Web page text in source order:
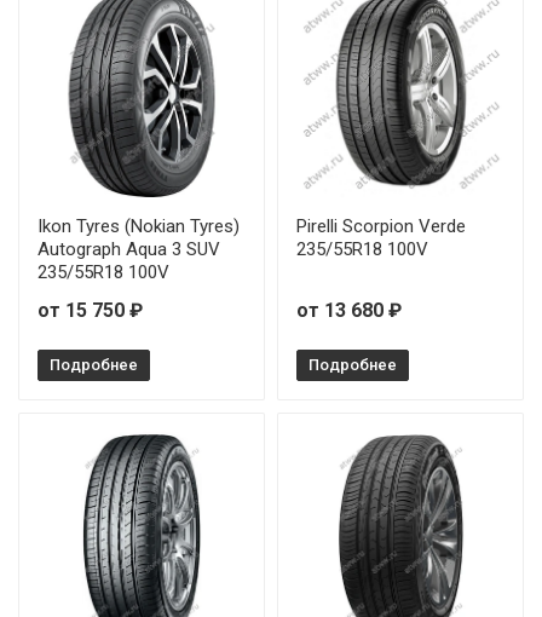
Hankook Ventus Prime3 K125A 235/65R17 108V
Ikon Tyres (Nokian Tyres)
Autograph Aqua 3 SUV
235/55R18 100V
от 15 750 ₽
Подробнее
Pirelli Scorpion Verde
235/55R18 100V
от 13 680 ₽
Подробнее